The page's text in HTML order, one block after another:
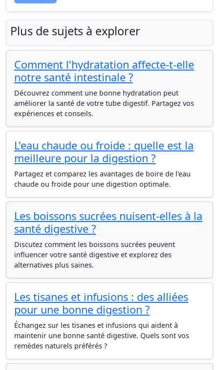
Plus de sujets à explorer
Comment l'hydratation affecte-t-elle
notre santé intestinale ?
Découvrez comment une bonne hydratation peut
améliorer la santé de votre tube digestif. Partagez vos
expériences et conseils.
L'eau chaude ou froide : quelle est la
meilleure pour la digestion ?
Partagez et comparez les avantages de boire de l'eau
chaude ou froide pour une digestion optimale.
Les boissons sucrées nuisent-elles à la
santé digestive ?
Discutez comment les boissons sucrées peuvent
influencer votre santé digestive et explorez des
alternatives plus saines.
Les tisanes et infusions : des alliées
pour une bonne digestion ?
Échangez sur les tisanes et infusions qui aident à
maintenir une bonne santé digestive. Quels sont vos
remèdes naturels préférés ?